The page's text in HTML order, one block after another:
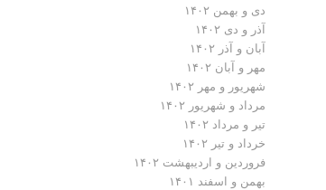
دی و بهمن ۱۴۰۲
آذر و دی ۱۴۰۲
آبان و آذر ۱۴۰۲
مهر و آبان ۱۴۰۲
شهریور و مهر ۱۴۰۲
مرداد و شهریور ۱۴۰۲
تیر و مرداد ۱۴۰۲
خرداد و تیر ۱۴۰۲
فروردین و اردیبهشت ۱۴۰۲
بهمن و اسفند ۱۴۰۱